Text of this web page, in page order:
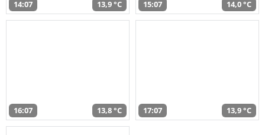
14:07 13,9 °C 15:07 14,0 °C
16:07 13,8 °C 17:07 13,9 °C